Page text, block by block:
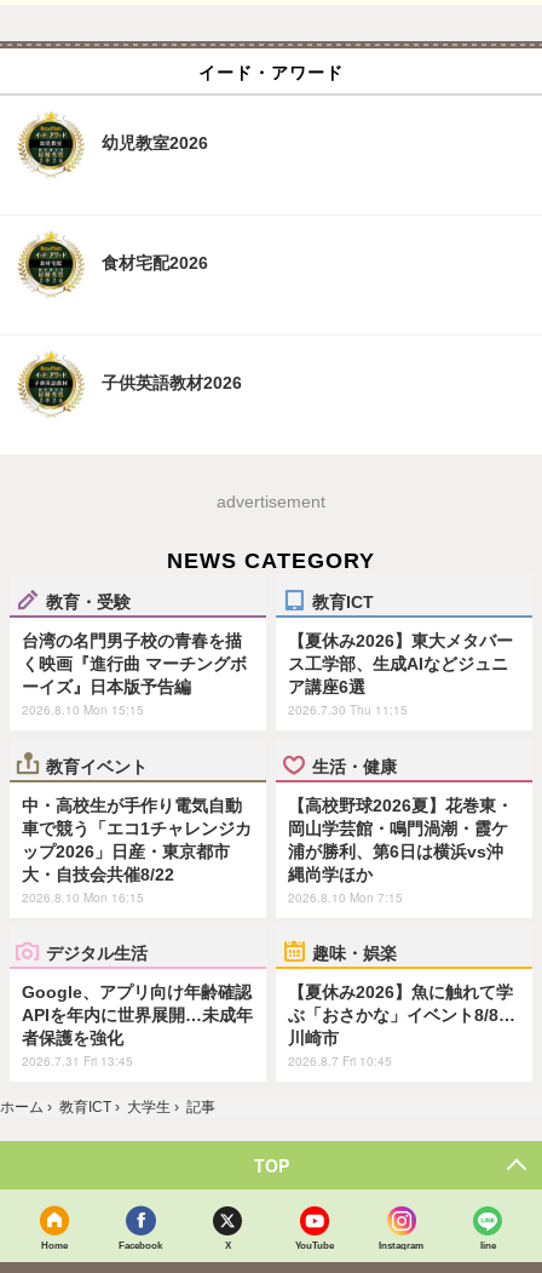
イード・アワード
幼児教室2026
食材宅配2026
子供英語教材2026
advertisement
NEWS CATEGORY
教育・受験
台湾の名門男子校の青春を描
く映画『進行曲 マーチングボ
ーイズ』日本版予告編
2026.8.10 Mon 15:15
教育ICT
【夏休み2026】東大メタバー
ス工学部、生成AIなどジュニ
ア講座6選
2026.7.30 Thu 11:15
教育イベント
中・高校生が手作り電気自動
車で競う「エコ1チャレンジカ
ップ2026」日産・東京都市
大・自技会共催8/22
2026.8.10 Mon 16:15
生活・健康
【高校野球2026夏】花巻東・
岡山学芸館・鳴門渦潮・霞ケ
浦が勝利、第6日は横浜vs沖
縄尚学ほか
2026.8.10 Mon 7:15
デジタル生活
Google、アプリ向け年齢確認
APIを年内に世界展開…未成年
者保護を強化
2026.7.31 Fri 13:45
趣味・娯楽
【夏休み2026】魚に触れて学
ぶ「おさかな」イベント8/8…
川崎市
2026.8.7 Fri 10:45
ホーム › 教育ICT › 大学生 › 記事
TOP
Home Facebook X YouTube Instagram line